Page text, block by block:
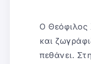
Ο Θεόφιλος
και
πεθάνει.